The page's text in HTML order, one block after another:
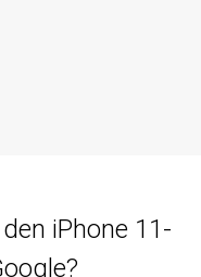
iPhone 11-